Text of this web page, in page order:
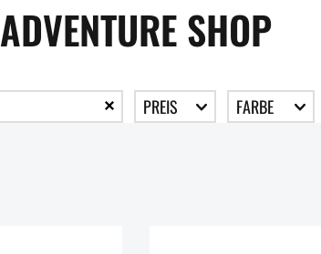
ADVENTURE SHOP
FARBE
PREIS